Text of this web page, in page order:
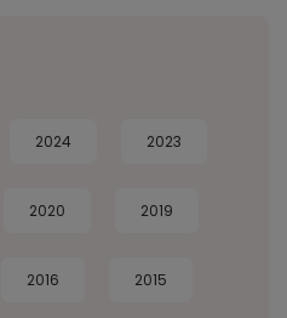
2024 2023
2020 2019
2016 2015